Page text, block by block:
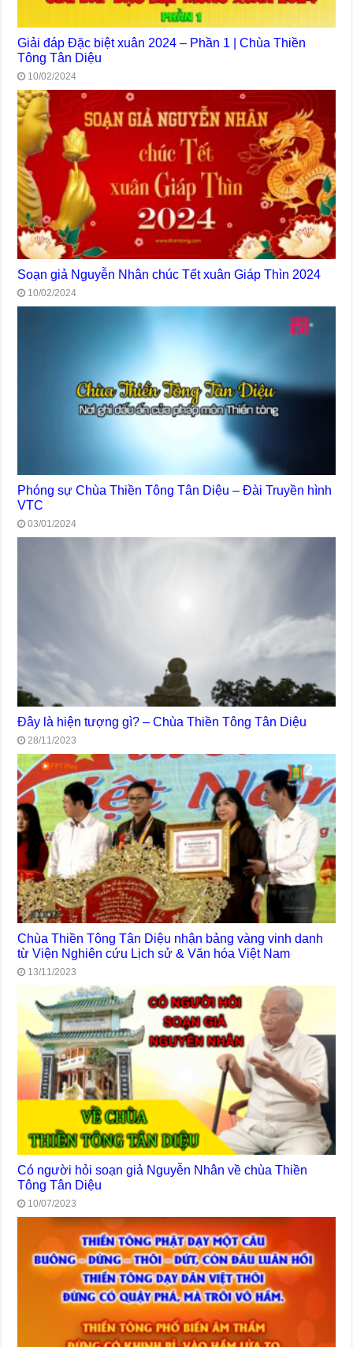
Giải đáp Đặc biệt xuân 2024 – Phần 1 | Chùa Thiền
Tông Tân Diệu
10/02/2024
Soạn giả Nguyễn Nhân chúc Tết xuân Giáp Thìn 2024
10/02/2024
Phóng sự Chùa Thiền Tông Tân Diệu – Đài Truyền hình
VTC
03/01/2024
Đây là hiện tượng gì? – Chùa Thiền Tông Tân Diệu
28/11/2023
Chùa Thiền Tông Tân Diệu nhận bảng vàng vinh danh
từ Viện Nghiên cứu Lịch sử & Văn hóa Việt Nam
13/11/2023
Có người hỏi soạn giả Nguyễn Nhân về chùa Thiền
Tông Tân Diệu
10/07/2023